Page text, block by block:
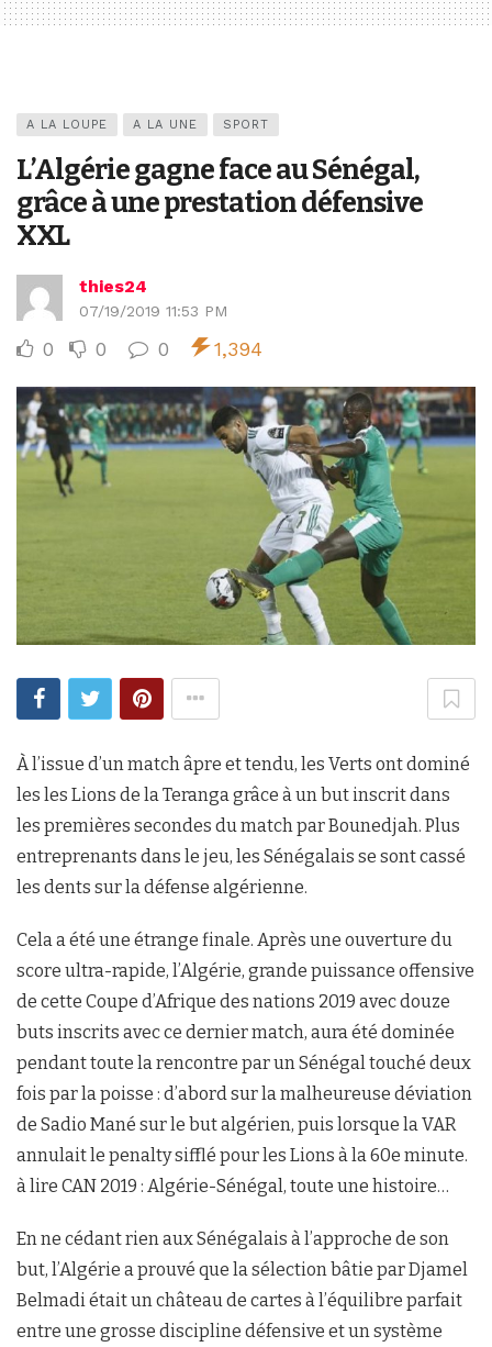
A LA LOUPE A LA UNE SPORT
L’Algérie gagne face au Sénégal,
grâce à une prestation défensive
XXL
thies24
07/19/2019 11:53 PM
0 0 0 1,394
À l’issue d’un match âpre et tendu, les Verts ont dominé
les les Lions de la Teranga grâce à un but inscrit dans
les premières secondes du match par Bounedjah. Plus
entreprenants dans le jeu, les Sénégalais se sont cassé
les dents sur la défense algérienne.
Cela a été une étrange finale. Après une ouverture du
score ultra-rapide, l’Algérie, grande puissance offensive
de cette Coupe d’Afrique des nations 2019 avec douze
buts inscrits avec ce dernier match, aura été dominée
pendant toute la rencontre par un Sénégal touché deux
fois par la poisse : d’abord sur la malheureuse déviation
de Sadio Mané sur le but algérien, puis lorsque la VAR
annulait le penalty sifflé pour les Lions à la 60e minute.
à lire CAN 2019 : Algérie-Sénégal, toute une histoire…
En ne cédant rien aux Sénégalais à l’approche de son
but, l’Algérie a prouvé que la sélection bâtie par Djamel
Belmadi était un château de cartes à l’équilibre parfait
entre une grosse discipline défensive et un système